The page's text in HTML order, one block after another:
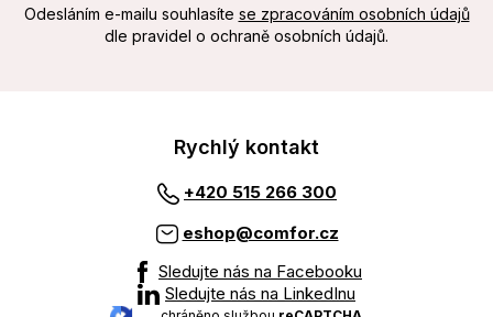
Odesláním e-mailu souhlasíte se zpracováním osobních údajů
dle pravidel o ochraně osobních údajů.
Rychlý kontakt
+420 515 266 300
eshop@comfor.cz
Sledujte nás na Facebooku
Sledujte nás na LinkedInu